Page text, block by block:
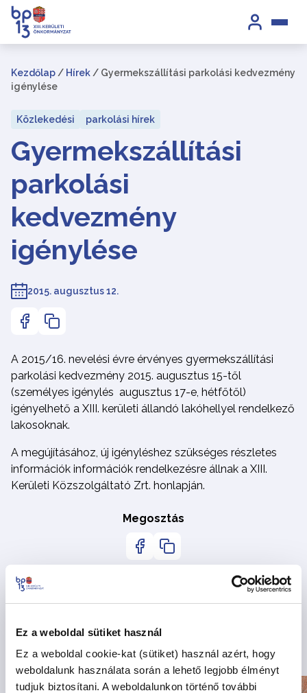
Ez a weboldal sütiket használ
Ez a weboldal cookie-kat (sütiket) használ azért, hogy
weboldalunk használata során a lehető legjobb élményt
tudjuk biztosítani. A weboldalunkon történő további
Kezdőlap / Hírek / Gyermekszállítási parkolási kedvezmény
igénylése
Közlekedési parkolási hírek
Gyermekszállítási
parkolási
kedvezmény
igénylése
2015. augusztus 12.
A 2015/16. nevelési évre érvényes gyermekszállítási
parkolási kedvezmény 2015. augusztus 15-től
(személyes igénylés augusztus 17-e, hétfőtől)
igényelhető a XIII. kerületi állandó lakóhellyel rendelkező
lakosoknak.
A megújításához, új igényléshez szükséges részletes
információk információk rendelkezésre állnak a XIII.
Kerületi Közszolgáltató Zrt. honlapján.
Megosztás
Vissza az Hírekhez
Kapcsolódó hírek